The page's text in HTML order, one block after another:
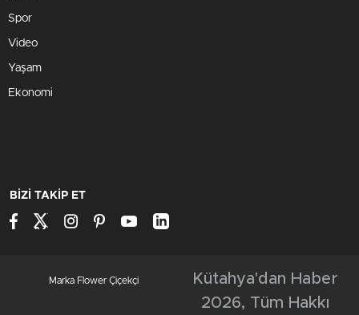
Spor
Video
Yaşam
Ekonomi
BİZİ TAKİP ET
Marka Flower Çiçekçi
Kütahya'dan Haber
2026, Tüm Hakkı